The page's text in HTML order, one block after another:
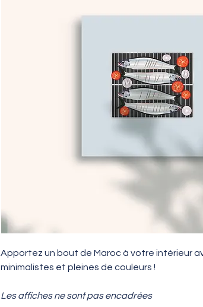
Apportez un bout de Maroc à votre intérieur
minimalistes et pleines de couleurs !
Les affiches ne sont pas encadrées